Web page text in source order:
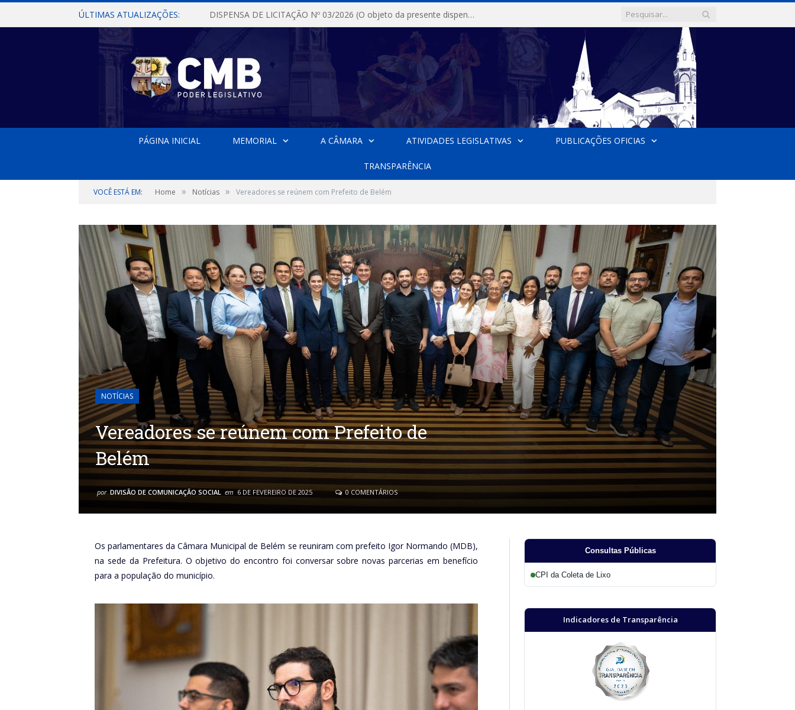
ÚLTIMAS ATUALIZAÇÕES: DISPENSA DE LICITAÇÃO Nº 03/2026 (O objeto da presente dispensa é a escolha da proposta mais vantajosa para a aquisição, de aparelhos de ar condicionado, tipo Split, com material de instalação e fogão industrial, conforme condições, quantidades e exigências estabelecidas no termo de referencia e neste aviso de contratação direta e seus anexos)
PÁGINA INICIAL MEMORIAL A CÂMARA ATIVIDADES LEGISLATIVAS PUBLICAÇÕES OFICIAS
TRANSPARÊNCIA
VOCÊ ESTÁ EM: Home » Notícias » Vereadores se reúnem com Prefeito de Belém
NOTÍCIAS
Vereadores se reúnem com Prefeito de
Belém
por DIVISÃO DE COMUNICAÇÃO SOCIAL em 6 DE FEVEREIRO DE 2025 0 COMENTÁRIOS
Os parlamentares da Câmara Municipal de Belém se reuniram com prefeito Igor Normando (MDB),
na sede da Prefeitura. O objetivo do encontro foi conversar sobre novas parcerias em benefício
para a população do município.
Consultas Públicas
CPI da Coleta de Lixo
Indicadores de Transparência